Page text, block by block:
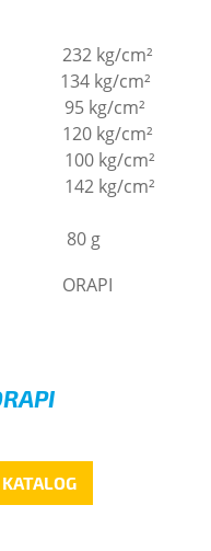
kg/cm²
kg/cm²
cm²
kg/cm²
kg/cm²
kg/cm²
g